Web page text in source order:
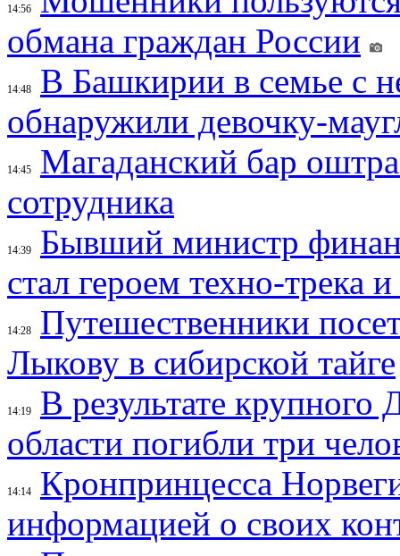
14:56
обмана граждан России
14:48
В Башкирии в семье с
обнаружили девочку-
14:45
Магаданский бар
сотрудника
14:39
Бывший министр
стал героем техно-трека
14:28
Путешественники
Лыкову в сибирской тайге
14:19
В результате крупного
области погибли три
14:14
Кронпринцесса
информацией о своих